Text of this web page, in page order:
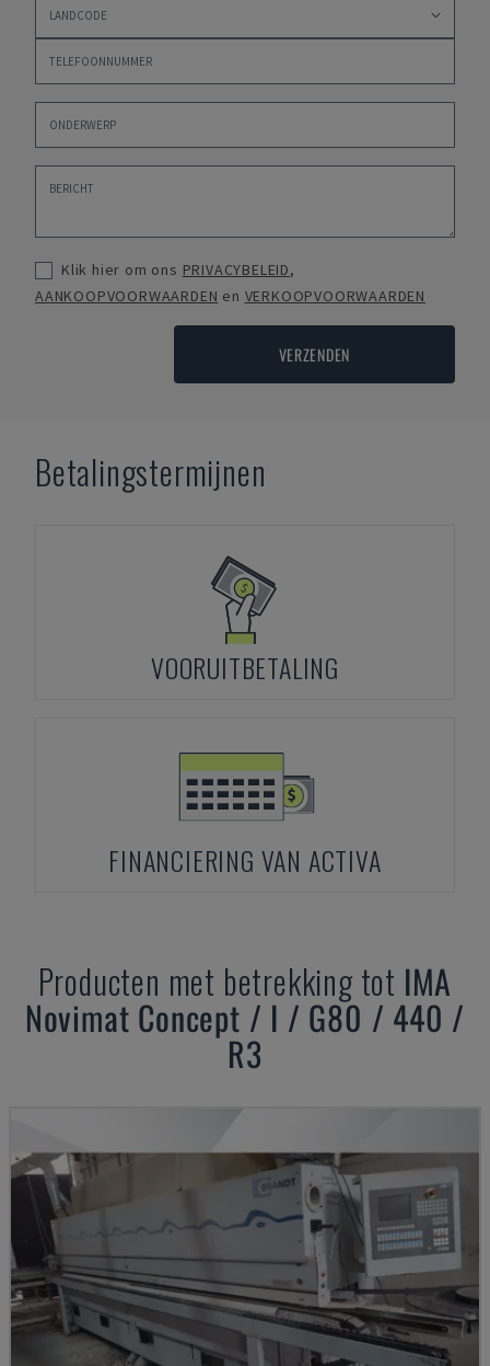
Klik hier om ons PRIVACYBELEID,
AANKOOPVOORWAARDEN en VERKOOPVOORWAARDEN
VERZENDEN
Betalingstermijnen
VOORUITBETALING
FINANCIERING VAN ACTIVA
Producten met betrekking tot IMA
Novimat Concept / I / G80 / 440 /
R3